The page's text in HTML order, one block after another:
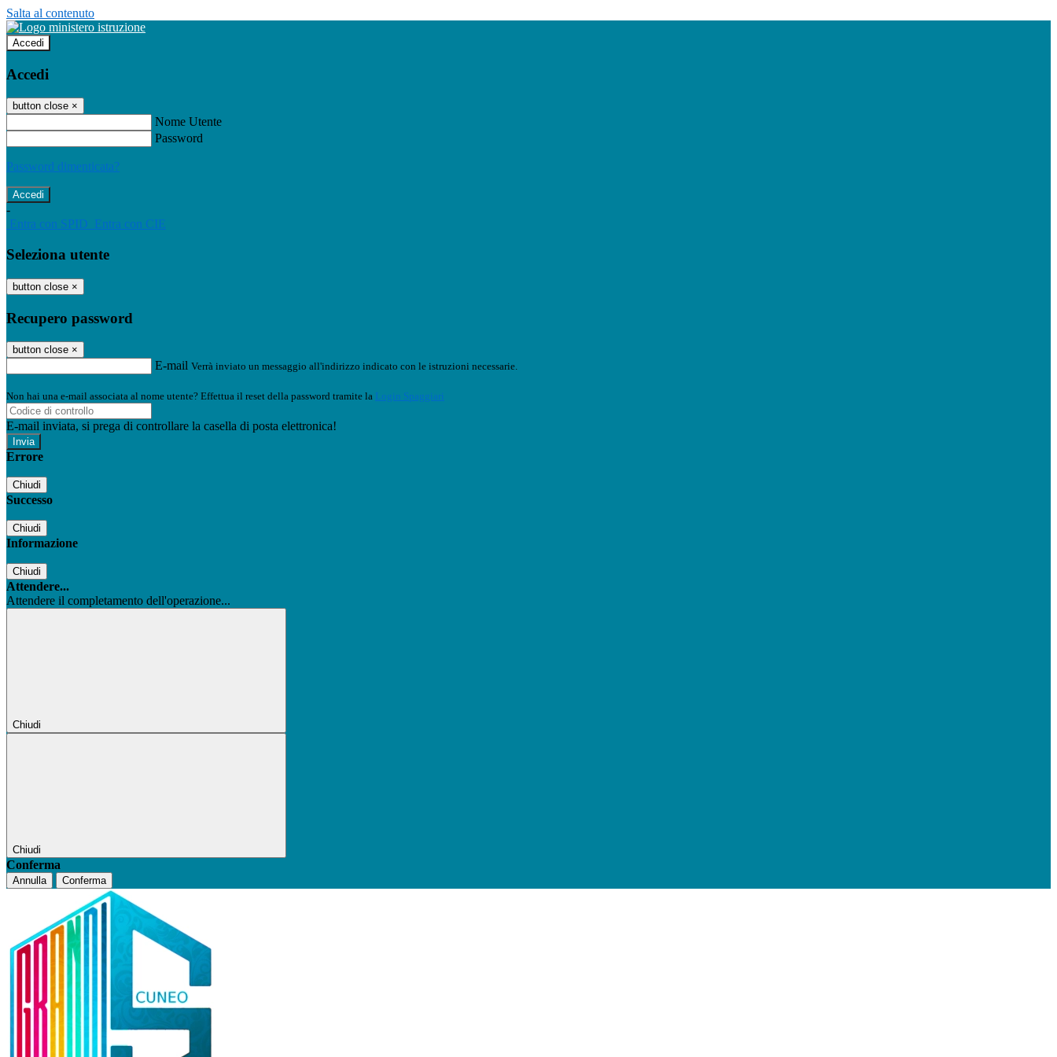
Salta al contenuto
Accedi
Accedi
button close ×
Nome Utente
Password
Password dimenticata?
-
Entra con SPID Entra con CIE
Seleziona utente
button close ×
Recupero password
button close ×
E-mail Verrà inviato un messaggio all'indirizzo indicato con le istruzioni necessarie.
Non hai una e-mail associata al nome utente? Effettua il reset della password tramite la Login Spaggiari
E-mail inviata, si prega di controllare la casella di posta elettronica!
Errore
Chiudi
Successo
Chiudi
Informazione
Chiudi
Attendere...
Attendere il completamento dell'operazione...
Chiudi
Chiudi
Conferma
Annulla Conferma